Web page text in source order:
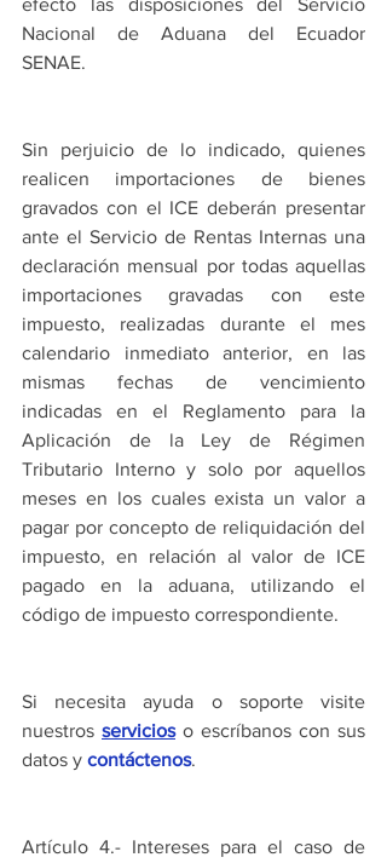
efecto las disposiciones del Servicio
Nacional de Aduana del Ecuador
SENAE.
Sin perjuicio de lo indicado, quienes
realicen importaciones de bienes
gravados con el ICE deberán presentar
ante el Servicio de Rentas Internas una
declaración mensual por todas aquellas
importaciones gravadas con este
impuesto, realizadas durante el mes
calendario inmediato anterior, en las
mismas fechas de vencimiento
indicadas en el Reglamento para la
Aplicación de la Ley de Régimen
Tributario Interno y solo por aquellos
meses en los cuales exista un valor a
pagar por concepto de reliquidación del
impuesto, en relación al valor de ICE
pagado en la aduana, utilizando el
código de impuesto correspondiente.
Si necesita ayuda o soporte visite
nuestros servicios o escríbanos con sus
datos y contáctenos.
Artículo 4.- Intereses para el caso de